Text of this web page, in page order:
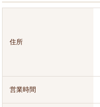
住所
営業時間